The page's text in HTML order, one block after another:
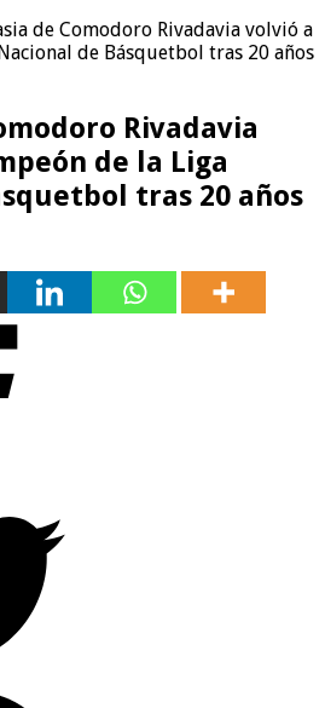
de Comodoro Rivadavia volvió a
de Básquetbol tras 20 años
Rivadavia
de la Liga
tras 20 años